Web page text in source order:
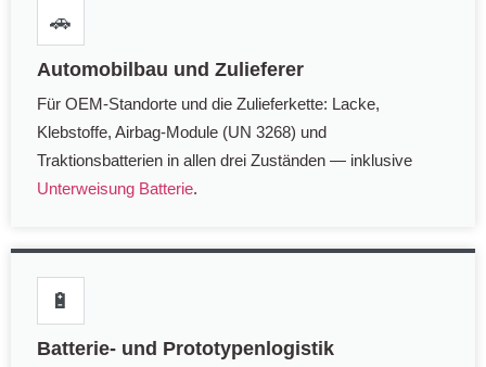
🚗
Automobilbau und Zulieferer
Für OEM-Standorte und die Zulieferkette: Lacke,
Klebstoffe, Airbag-Module (UN 3268) und
Traktionsbatterien in allen drei Zuständen — inklusive
Unterweisung Batterie.
🔋
Batterie- und Prototypenlogistik